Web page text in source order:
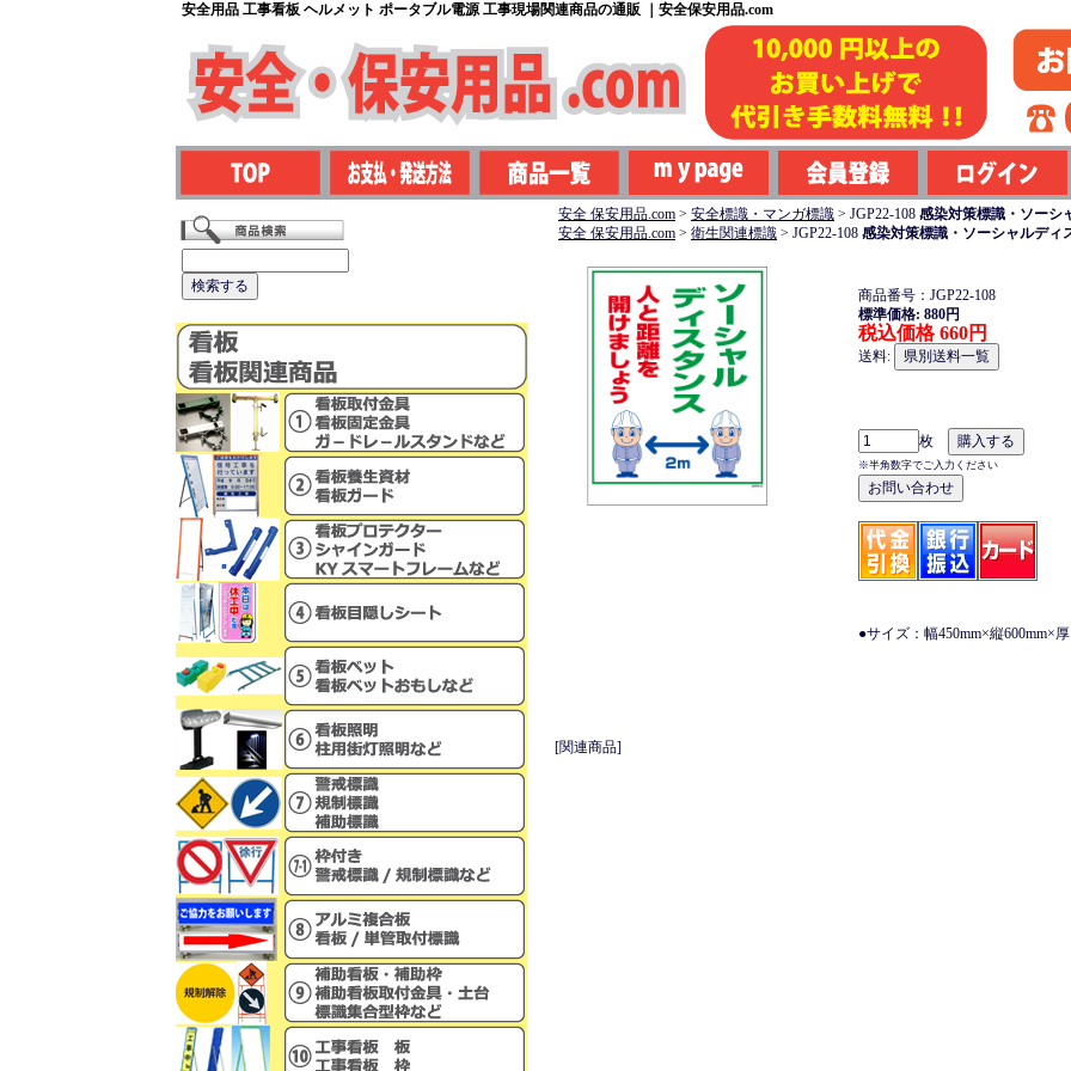
安全用品 工事看板 ヘルメット ポータブル電源 工事現場関連商品の通販 ｜安全保安用品.com
安全 保安用品.com > 安全標識・マンガ標識 > JGP22-108 感染対策標識・ソーシ
安全 保安用品.com > 衛生関連標識 > JGP22-108 感染対策標識・ソーシャルディ
商品番号：JGP22-108
標準価格: 880円
税込価格 660円
送料:
枚
※半角数字でご入力ください
●サイズ：幅450mm×縦600mm×
[関連商品]